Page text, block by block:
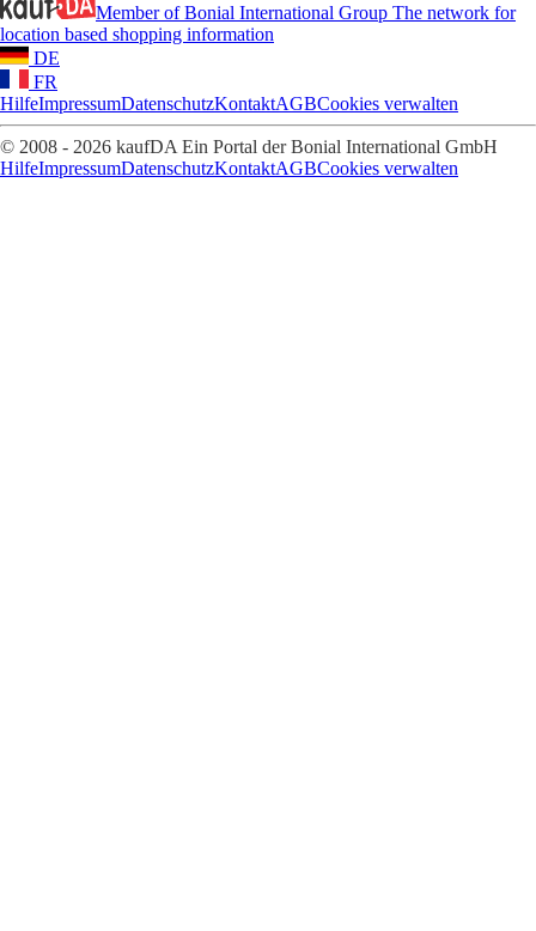
Member of Bonial International Group The network for
location based shopping information
DE
FR
HilfeImpressumDatenschutzKontaktAGBCookies verwalten
© 2008 - 2026 kaufDA Ein Portal der Bonial International GmbH
HilfeImpressumDatenschutzKontaktAGBCookies verwalten